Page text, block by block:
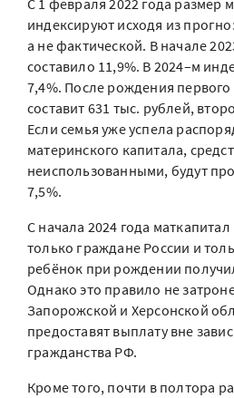
С 1 февраля 2022 года размер
индексируют исходя из
а не фактической. В начале
составило 11,9%. В 2024–м
7,4%. После рождения
составит 631 тыс. рублей,
Если семья уже успела
материнского капитала,
неиспользованными, будут
7,5%.
С начала 2024 года
только граждане России и
ребёнок при рождении
Однако это правило не
Запорожской и Херсонской
предоставят выплату вне
гражданства РФ.
Кроме того, почти в полтора